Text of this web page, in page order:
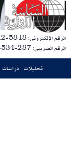
الرقم الإلكترونى: ISSN: 2812-5818
الرقم الضريبى: 287-534-100
تحليلات دراسات